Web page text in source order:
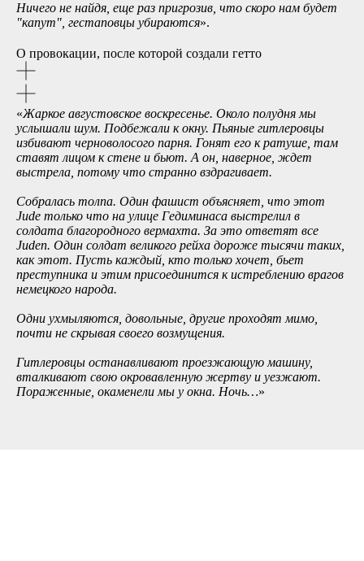
Ничего не найдя, еще раз пригрозив, что скоро нам будет
"капут", гестаповцы убираются».
О провокации, после которой создали гетто
«Жаркое августовское воскресенье. Около полудня мы
услышали шум. Подбежали к окну. Пьяные гитлеровцы
избивают черноволосого парня. Гонят его к ратуше, там
ставят лицом к стене и бьют. А он, наверное, ждет
выстрела, потому что странно вздрагивает.
Собралась толпа. Один фашист объясняет, что этот
Jude только что на улице Гедиминаса выстрелил в
солдата благородного вермахта. За это ответят все
Juden. Один солдат великого рейха дороже тысячи таких,
как этот. Пусть каждый, кто только хочет, бьет
преступника и этим присоединится к истреблению врагов
немецкого народа.
Одни ухмыляются, довольные, другие проходят мимо,
почти не скрывая своего возмущения.
Гитлеровцы останавливают проезжающую машину,
вталкивают свою окровавленную жертву и уезжают.
Пораженные, окаменели мы у окна. Ночь…»